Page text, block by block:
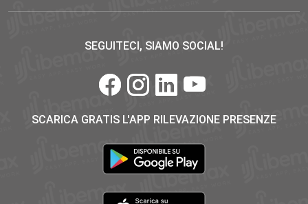
SEGUITECI, SIAMO SOCIAL!
SCARICA GRATIS L'APP RILEVAZIONE PRESENZE